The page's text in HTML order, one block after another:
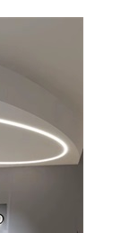
成功
约成功
成功
成功